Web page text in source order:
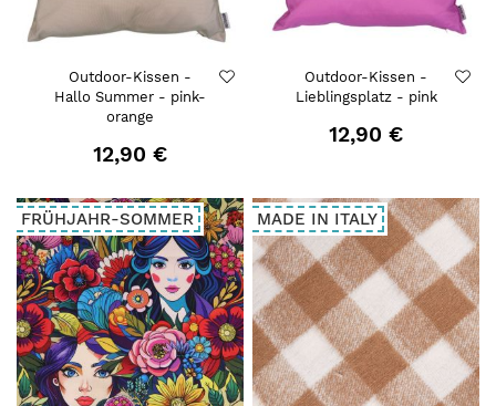
Outdoor-Kissen -
Hallo Summer - pink-
orange
12,90 €
Outdoor-Kissen -
Lieblingsplatz - pink
12,90 €
FRÜHJAHR-SOMMER MADE IN ITALY